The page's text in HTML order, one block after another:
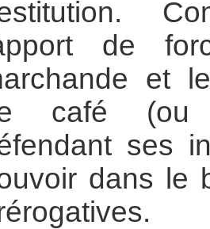
de
et
café (ou
ses
dans le